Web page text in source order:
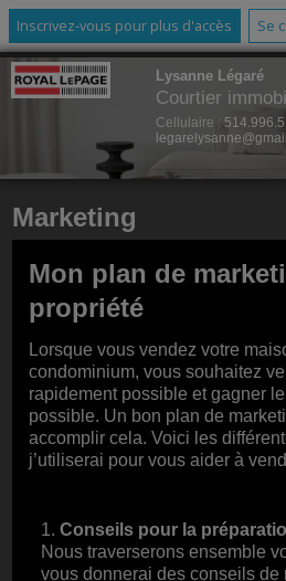
Inscrivez-vous pour plus d'accès Se
Lysanne Légaré
Courtier
Cellulaire :
Marketing
Mon plan de
propriété
Lorsque vous vendez votre
condominium, vous souhaitez
rapidement possible et gagner
possible. Un bon plan de
accomplir cela. Voici les
j’utiliserai pour vous aider à
1. Conseils pour la
Nous traverserons ensemble
vous donnerai des conseils de